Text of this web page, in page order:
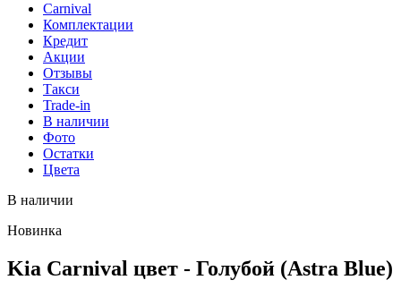
Carnival
Комплектации
Кредит
Акции
Отзывы
Такси
Trade-in
В наличии
Фото
Остатки
Цвета
В наличии
Новинка
Kia Carnival цвет - Голубой (Astra Blue)